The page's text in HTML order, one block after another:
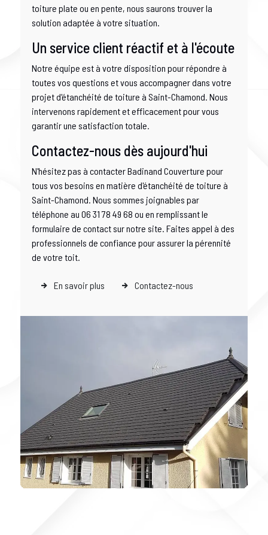
toiture plate ou en pente, nous saurons trouver la
solution adaptée à votre situation.
Un service client réactif et à l'écoute
Notre équipe est à votre disposition pour répondre à
toutes vos questions et vous accompagner dans votre
projet d'étanchéité de toiture à Saint-Chamond. Nous
intervenons rapidement et efficacement pour vous
garantir une satisfaction totale.
Contactez-nous dès aujourd'hui
N'hésitez pas à contacter Badinand Couverture pour
tous vos besoins en matière d'étanchéité de toiture à
Saint-Chamond. Nous sommes joignables par
téléphone au 06 31 78 49 68 ou en remplissant le
formulaire de contact sur notre site. Faites appel à des
professionnels de confiance pour assurer la pérennité
de votre toit.
En savoir plus Contactez-nous